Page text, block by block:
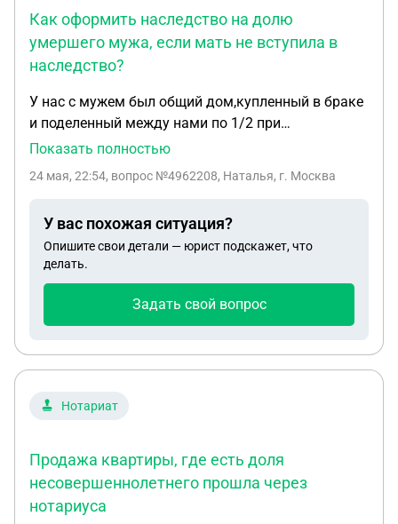
Как оформить наследство на долю
умершего мужа, если мать не вступила в
наследство?
У нас с мужем был общий дом,купленный в браке
и поделенный между нами по 1/2 при
разводе.Муж умер.У нас есть общая дочь.У мужа
мужа части.Нотариус сказала,что другая 1/4
наследство не вступала и о своих правах на эту
часть заявляет лишь словесно.Как нам быть?
Может ли наша дочь подавать на наследование
Показать полностью
24 мая, 22:54, вопрос №4962208, Наталья, г. Москва
У вас похожая ситуация?
Опишите свои детали — юрист подскажет, что
делать.
Задать свой вопрос
Нотариат
Продажа квартиры, где есть доля
несовершеннолетнего прошла через
нотариуса